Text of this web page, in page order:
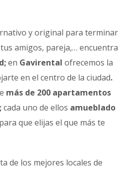
y original para terminar
amigos, pareja,… encuentra
en Gavirental ofrecemos la
en el centro de la ciudad.
más de 200 apartamentos
cada uno de ellos amueblado
para que elijas el que más te
de los mejores locales de